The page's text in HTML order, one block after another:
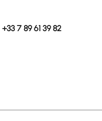
+33 7 89 61 39 82